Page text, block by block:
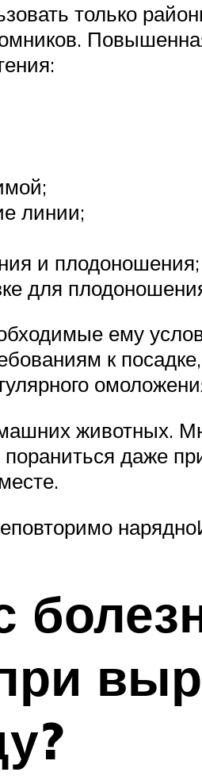
только
линии;
и плодоношения;
для
ему
к
животных.
даже